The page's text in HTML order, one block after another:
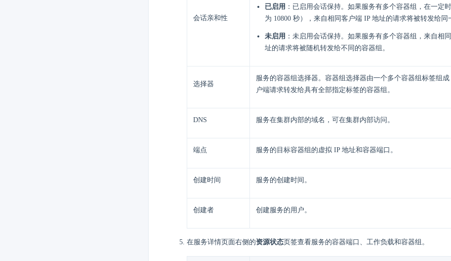
会话亲和性
已启用 ：已启用会话保持。如果服务有多个容器组，在一定
为 10800 秒），来自相同客户端 IP 地址的请求将被转发给同
未启用 ：未启用会话保持。如果服务有多个容器组，来自相
址的请求将被随机转发给不同的容器组。
选择器
服务的容器组选择器。容器组选择器由一个多个容器组标签组
户端请求转发给具有全部指定标签的容器组。
DNS 服务在集群内部的域名，可在集群内部访问。
端点 服务的目标容器组的虚拟 IP 地址和容器端口。
创建时间 服务的创建时间。
创建者 创建服务的用户。
在服务详情页面右侧的资源状态页签查看服务的容器端口、工作负载和容器组。